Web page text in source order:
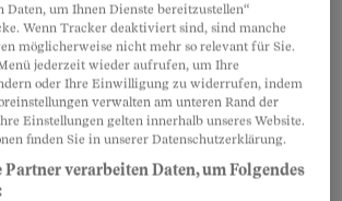
Daten, um Ihnen Dienste bereitzustellen“
Wenn Tracker deaktiviert sind, sind manche
möglicherweise nicht mehr so relevant für Sie.
jederzeit wieder aufrufen, um Ihre
oder Ihre Einwilligung zu widerrufen, indem
verwalten am unteren Rand der
Einstellungen gelten innerhalb unseres Website.
finden Sie in unserer Datenschutzerklärung.
verarbeiten Daten, um Folgendes